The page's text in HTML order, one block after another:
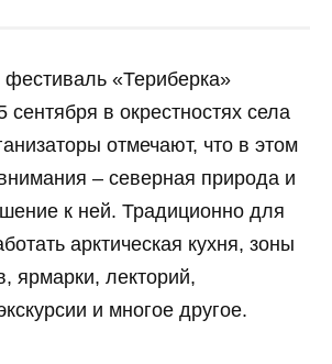
фестиваль «Териберка»
сентября в окрестностях села
отмечают, что в этом
– северная природа и
к ней. Традиционно для
арктическая кухня, зоны
ярмарки, лекторий,
и многое другое.